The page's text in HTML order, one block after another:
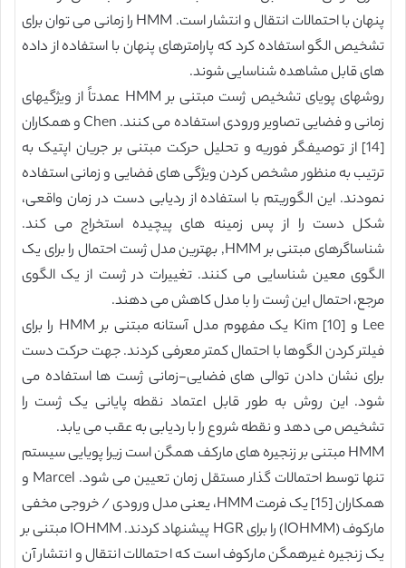
پنهان با احتمالات انتقال و انتشار است. HMM را زمانی می توان برای
تشخیص الگو استفاده کرد که پارامترهای پنهان با استفاده از داده
های قابل مشاهده شناسایی شوند.
روشهای پویای تشخیص ژست مبتنی بر HMM عمدتاً از ویژگیهای
زمانی و فضایی تصاویر ورودی استفاده می کنند. Chen و همکاران
[14] از توصیفگر فوریه و تحلیل حرکت مبتنی بر جریان اپتیک به
ترتیب به منظور مشخص کردن ویژگی های فضایی و زمانی استفاده
نمودند. این الگوریتم با استفاده از ردیابی دست در زمان واقعی،
شکل دست را از پس زمینه های پیچیده استخراج می کند.
شناساگرهای مبتنی بر HMM, بهترین مدل ژست احتمال را برای یک
الگوی معین شناسایی می کنند. تغییرات در ژست از یک الگوی
مرجع، احتمال این ژست را با مدل کاهش می دهند.
Lee و Kim [10] یک مفهوم مدل آستانه مبتنی بر HMM را برای
فیلتر کردن الگوها با احتمال کمتر معرفی کردند. جهت حرکت دست
برای نشان دادن توالی های فضایی-زمانی ژست ها استفاده می
شود. این روش به طور قابل اعتماد نقطه پایانی یک ژست را
تشخیص می دهد و نقطه شروع را با ردیابی به عقب می یابد.
HMM مبتنی بر زنجیره های مارکف همگن است زیرا پویایی سیستم
تنها توسط احتمالات گذار مستقل زمان تعیین می شود. Marcel و
همکاران [15] یک فرمت HMM، یعنی مدل ورودی / خروجی مخفی
مارکوف (IOHMM) را برای HGR پیشنهاد کردند. IOHMM مبتنی بر
یک زنجیره غیرهمگن مارکوف است که احتمالات انتقال و انتشار آن